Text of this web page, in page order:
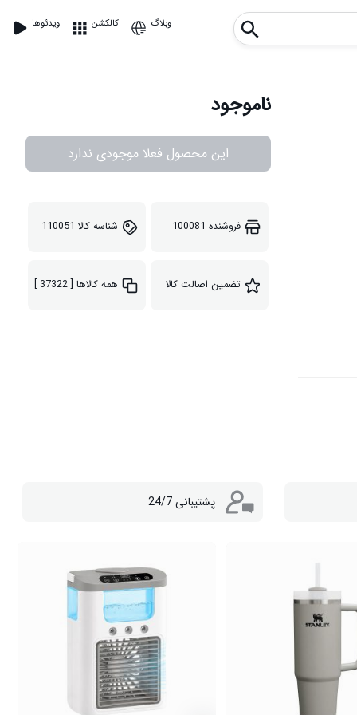
ویدئوها کالکشن وبلاگ
ناموجود
این محصول فعلا موجودی ندارد
فروشنده 100081 شناسه کالا 110051
تضمین اصالت کالا همه کالاها [ 37322 ]
پشتیبانی 24/7